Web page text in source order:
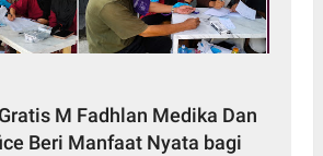
M Fadhlan Medika Dan
Beri Manfaat Nyata bagi